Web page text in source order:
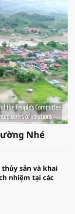
Nhé
sản và khai
nhiệm tại các